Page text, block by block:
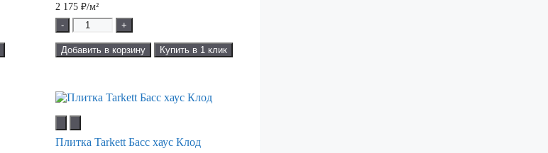
2 175₽/м²
-
+
Добавить в корзину Купить в 1 клик
Плитка Tarkett Басс хаус Клод